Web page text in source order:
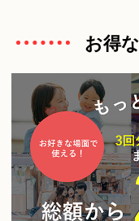
お得